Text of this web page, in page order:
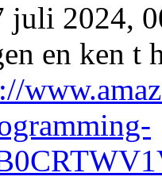
juli 2024,
en ken t